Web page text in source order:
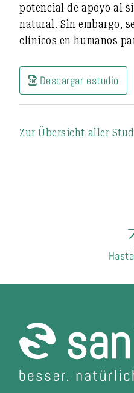
potencial de apoyo al
natural. Sin embargo,
clínicos en humanos
Descargar estudio
Zur Übersicht aller